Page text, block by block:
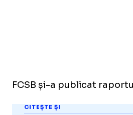
FCSB și-a publicat
CITEȘTE ȘI